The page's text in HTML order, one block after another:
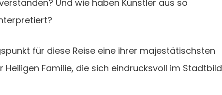
Und wie haben Künstler aus so
für diese Reise eine ihrer majestätischsten
Heiligen Familie, die sich eindrucksvoll im Stadtbild